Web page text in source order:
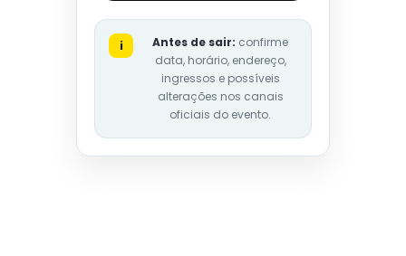
i Antes de sair: confirme
data, horário, endereço,
ingressos e possíveis
alterações nos canais
oficiais do evento.